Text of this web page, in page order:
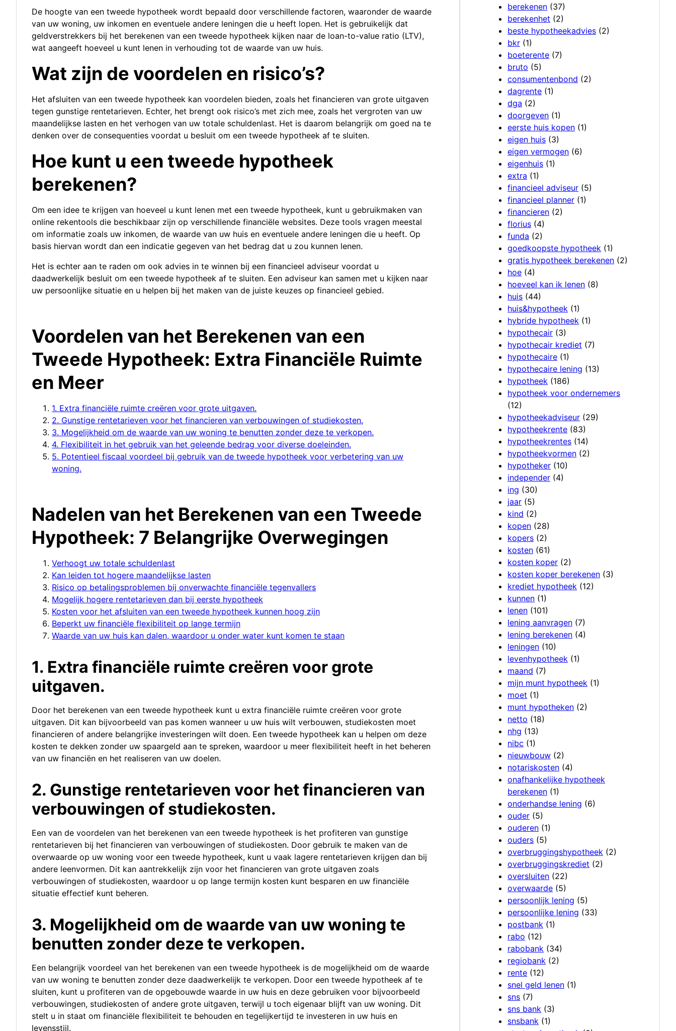
De hoogte van een tweede hypotheek wordt bepaald door verschillende factoren, waaronder de waarde
van uw woning, uw inkomen en eventuele andere leningen die u heeft lopen. Het is gebruikelijk dat
geldverstrekkers bij het berekenen van een tweede hypotheek kijken naar de loan-to-value ratio (LTV),
wat aangeeft hoeveel u kunt lenen in verhouding tot de waarde van uw huis.
Wat zijn de voordelen en risico’s?
Het afsluiten van een tweede hypotheek kan voordelen bieden, zoals het financieren van grote uitgaven
tegen gunstige rentetarieven. Echter, het brengt ook risico’s met zich mee, zoals het vergroten van uw
maandelijkse lasten en het verhogen van uw totale schuldenlast. Het is daarom belangrijk om goed na te
denken over de consequenties voordat u besluit om een tweede hypotheek af te sluiten.
Hoe kunt u een tweede hypotheek
berekenen?
Om een idee te krijgen van hoeveel u kunt lenen met een tweede hypotheek, kunt u gebruikmaken van
online rekentools die beschikbaar zijn op verschillende financiële websites. Deze tools vragen meestal
om informatie zoals uw inkomen, de waarde van uw huis en eventuele andere leningen die u heeft. Op
basis hiervan wordt dan een indicatie gegeven van het bedrag dat u zou kunnen lenen.
Het is echter aan te raden om ook advies in te winnen bij een financieel adviseur voordat u
daadwerkelijk besluit om een tweede hypotheek af te sluiten. Een adviseur kan samen met u kijken naar
uw persoonlijke situatie en u helpen bij het maken van de juiste keuzes op financieel gebied.
Voordelen van het Berekenen van een
Tweede Hypotheek: Extra Financiële Ruimte
en Meer
1. Extra financiële ruimte creëren voor grote uitgaven.
2. Gunstige rentetarieven voor het financieren van verbouwingen of studiekosten.
3. Mogelijkheid om de waarde van uw woning te benutten zonder deze te verkopen.
4. Flexibiliteit in het gebruik van het geleende bedrag voor diverse doeleinden.
5. Potentieel fiscaal voordeel bij gebruik van de tweede hypotheek voor verbetering van uw
woning.
Nadelen van het Berekenen van een Tweede
Hypotheek: 7 Belangrijke Overwegingen
Verhoogt uw totale schuldenlast
Kan leiden tot hogere maandelijkse lasten
Risico op betalingsproblemen bij onverwachte financiële tegenvallers
Mogelijk hogere rentetarieven dan bij eerste hypotheek
Kosten voor het afsluiten van een tweede hypotheek kunnen hoog zijn
Beperkt uw financiële flexibiliteit op lange termijn
Waarde van uw huis kan dalen, waardoor u onder water kunt komen te staan
1. Extra financiële ruimte creëren voor grote
uitgaven.
Door het berekenen van een tweede hypotheek kunt u extra financiële ruimte creëren voor grote
uitgaven. Dit kan bijvoorbeeld van pas komen wanneer u uw huis wilt verbouwen, studiekosten moet
financieren of andere belangrijke investeringen wilt doen. Een tweede hypotheek kan u helpen om deze
kosten te dekken zonder uw spaargeld aan te spreken, waardoor u meer flexibiliteit heeft in het beheren
van uw financiën en het realiseren van uw doelen.
2. Gunstige rentetarieven voor het financieren van
verbouwingen of studiekosten.
Een van de voordelen van het berekenen van een tweede hypotheek is het profiteren van gunstige
rentetarieven bij het financieren van verbouwingen of studiekosten. Door gebruik te maken van de
overwaarde op uw woning voor een tweede hypotheek, kunt u vaak lagere rentetarieven krijgen dan bij
andere leenvormen. Dit kan aantrekkelijk zijn voor het financieren van grote uitgaven zoals
verbouwingen of studiekosten, waardoor u op lange termijn kosten kunt besparen en uw financiële
situatie effectief kunt beheren.
3. Mogelijkheid om de waarde van uw woning te
benutten zonder deze te verkopen.
Een belangrijk voordeel van het berekenen van een tweede hypotheek is de mogelijkheid om de waarde
van uw woning te benutten zonder deze daadwerkelijk te verkopen. Door een tweede hypotheek af te
sluiten, kunt u profiteren van de opgebouwde waarde in uw huis en deze gebruiken voor bijvoorbeeld
verbouwingen, studiekosten of andere grote uitgaven, terwijl u toch eigenaar blijft van uw woning. Dit
stelt u in staat om financiële flexibiliteit te behouden en tegelijkertijd te investeren in uw huis en
levensstijl.
berekenen (37)
berekenhet (2)
beste hypotheekadvies (2)
bkr (1)
boeterente (7)
bruto (5)
consumentenbond (2)
dagrente (1)
dga (2)
doorgeven (1)
eerste huis kopen (1)
eigen huis (3)
eigen vermogen (6)
eigenhuis (1)
extra (1)
financieel adviseur (5)
financieel planner (1)
financieren (2)
florius (4)
funda (2)
goedkoopste hypotheek (1)
gratis hypotheek berekenen (2)
hoe (4)
hoeveel kan ik lenen (8)
huis (44)
huis&hypotheek (1)
hybride hypotheek (1)
hypothecair (3)
hypothecair krediet (7)
hypothecaire (1)
hypothecaire lening (13)
hypotheek (186)
hypotheek voor ondernemers
(12)
hypotheekadviseur (29)
hypotheekrente (83)
hypotheekrentes (14)
hypotheekvormen (2)
hypotheker (10)
independer (4)
ing (30)
jaar (5)
kind (2)
kopen (28)
kopers (2)
kosten (61)
kosten koper (2)
kosten koper berekenen (3)
krediet hypotheek (12)
kunnen (1)
lenen (101)
lening aanvragen (7)
lening berekenen (4)
leningen (10)
levenhypotheek (1)
maand (7)
mijn munt hypotheek (1)
moet (1)
munt hypotheken (2)
netto (18)
nhg (13)
nibc (1)
nieuwbouw (2)
notariskosten (4)
onafhankelijke hypotheek
berekenen (1)
onderhandse lening (6)
ouder (5)
ouderen (1)
ouders (5)
overbruggingshypotheek (2)
overbruggingskrediet (2)
oversluiten (22)
overwaarde (5)
persoonlijk lening (5)
persoonlijke lening (33)
postbank (1)
rabo (12)
rabobank (34)
regiobank (2)
rente (12)
snel geld lenen (1)
sns (7)
sns bank (3)
snsbank (1)